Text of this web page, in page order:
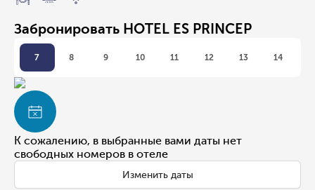
Забронировать HOTEL ES PRINCEP
7 8 9 10 11 12 13 14
К сожалению, в выбранные вами даты нет
свободных номеров в отеле
Изменить даты